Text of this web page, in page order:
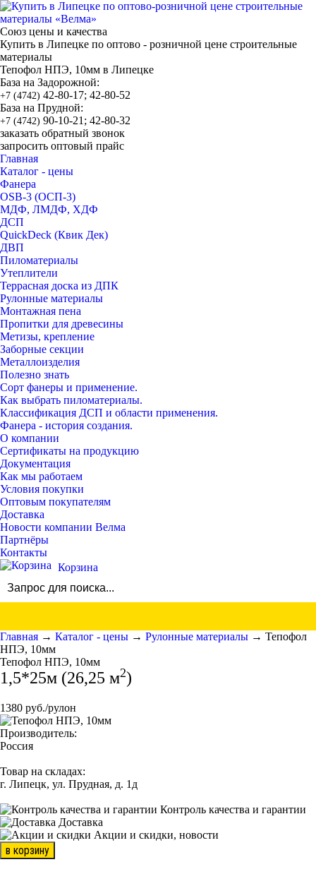
Союз цены и качества
Купить в Липецке по оптово - розничной цене строительные
материалы
Тепофол НПЭ, 10мм в Липецке
База на Задорожной:
+7 (4742) 42-80-17; 42-80-52
База на Прудной:
+7 (4742) 90-10-21; 42-80-32
заказать обратный звонок
запросить оптовый прайс
Главная
Каталог - цены
Фанера
OSB-3 (ОСП-3)
МДФ, ЛМДФ, ХДФ
ДСП
QuickDeck (Квик Дек)
ДВП
Пиломатериалы
Утеплители
Террасная доска из ДПК
Рулонные материалы
Монтажная пена
Пропитки для древесины
Метизы, крепление
Заборные секции
Металлоизделия
Полезно знать
Сорт фанеры и применение.
Как выбрать пиломатериалы.
Классификация ДСП и области применения.
Фанера - история создания.
О компании
Сертификаты на продукцию
Документация
Как мы работаем
Условия покупки
Оптовым покупателям
Доставка
Новости компании Велма
Партнёры
Контакты
Корзина
Главная → Каталог - цены → Рулонные материалы → Тепофол
НПЭ, 10мм
Тепофол НПЭ, 10мм
1,5*25м (26,25 м2)
1380 руб./рулон
Производитель:
Россия
Товар на складах:
г. Липецк, ул. Прудная, д. 1д
Контроль качества и гарантии
Доставка
Акции и скидки, новости
в корзину